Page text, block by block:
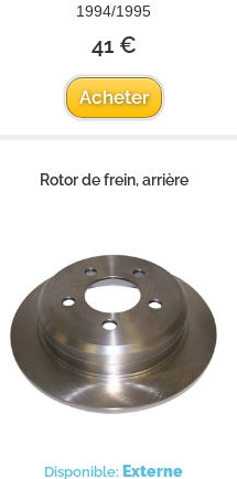
1994/1995
41 €
Acheter
Rotor de frein, arrière
Disponible: Externe